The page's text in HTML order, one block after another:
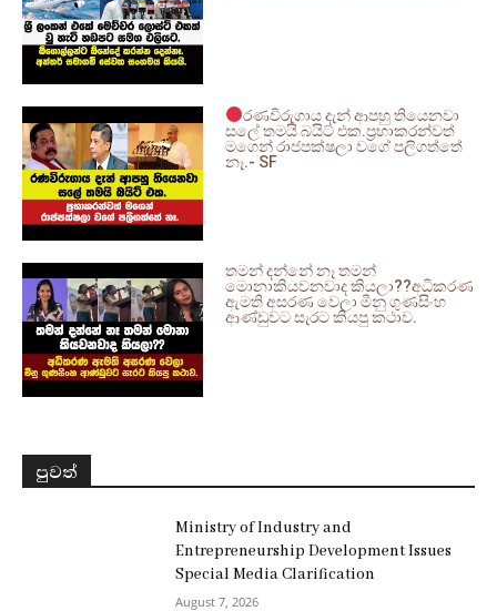
රණවිරුගාය දැන් ආපහු තියෙනවා
සලේ තමයි බයිට් එක.ප්‍රභාකරන්වත්
මගෙන් රාජපක්ෂලා වගේ පලිගත්තේ
නෑ.- SF
තමන් දන්නේ නෑ තමන්
මොනාකියවනවාද කියලා??අධිකරණ
ඇමති අසරණ වෙලා මීනු ගුණසිංහ
ආණ්ඩුවට සැරට කියපු කථාව.
පුවත්
Ministry of Industry and
Entrepreneurship Development Issues
Special Media Clarification
August 7, 2026